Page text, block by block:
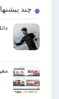
چند
معرفی ۵ سایت